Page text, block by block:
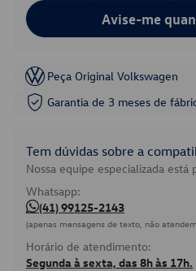
Avise-me
Peça Original Volkswagen
Garantia de 3 meses de
Tem dúvidas sobre a
Nossa equipe especializada está
Whatsapp:
(41) 99125-2143
(apenas mensagens de texto, não
Horário de atendimento:
Segunda à sexta, das 8h às 17h.